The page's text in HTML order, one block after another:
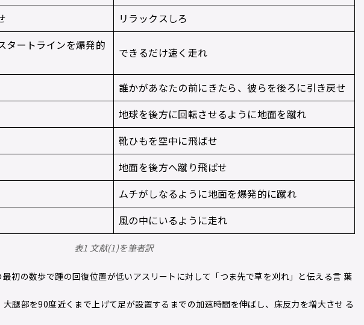
リラックスしろ
タートラインを爆発的
できるだけ速く走れ
誰かがあなたの前にきたら、彼らを後ろに引き戻せ
地球を後方に回転させるように地面を蹴れ
靴ひもを空中に飛ばせ
地面を後方へ蹴り飛ばせ
ムチがしなるように地面を爆発的に蹴れ
風の中にいるように走れ
表1 文献(1)を筆者訳
初の数歩で踵の回復位置が低いアスリートに対して「つま先で草を刈れ」と伝える言 葉
腿部を90度近くまで上げて足が設置するまでの加速時間を伸ばし、床反力を増大させ る